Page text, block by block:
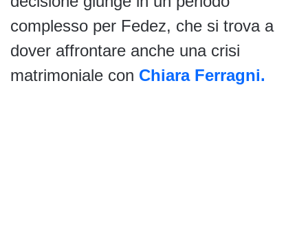
complesso per Fedez, che si trova a
dover affrontare anche una crisi
matrimoniale con Chiara Ferragni.